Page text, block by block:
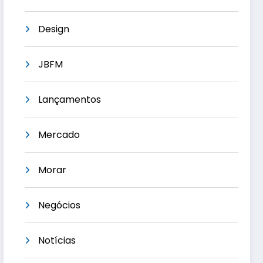
Design
JBFM
Lançamentos
Mercado
Morar
Negócios
Notícias